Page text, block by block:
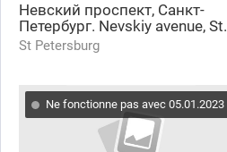
Невский проспект, Санкт-
Петербург. Nevskiy avenue, St.
Petersburg.
St Petersburg
Ne fonctionne pas avec 05.01.2023